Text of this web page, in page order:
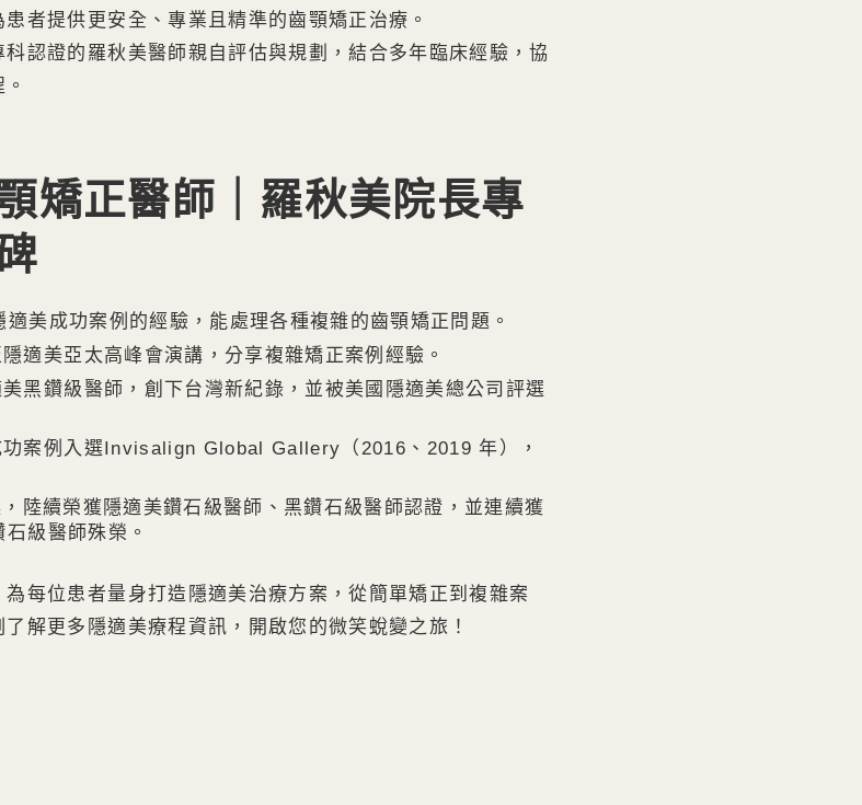
者提供更安全、專業且精準的齒顎矯正治療。
認證的羅秋美醫師親自評估與規劃，結合多年臨床經驗，協
矯正醫師｜羅秋美院長專
美成功案例的經驗，能處理各種複雜的齒顎矯正問題。
適美亞太高峰會演講，分享複雜矯正案例經驗。
黑鑽級醫師，創下台灣新紀錄，並被美國隱適美總公司評選
功案例入選Invisalign Global Gallery（2016、2019 年），
陸續榮獲隱適美鑽石級醫師、黑鑽石級醫師認證，並連續獲
級醫師殊榮。
每位患者量身打造隱適美治療方案，從簡單矯正到複雜案
解更多隱適美療程資訊，開啟您的微笑蛻變之旅！